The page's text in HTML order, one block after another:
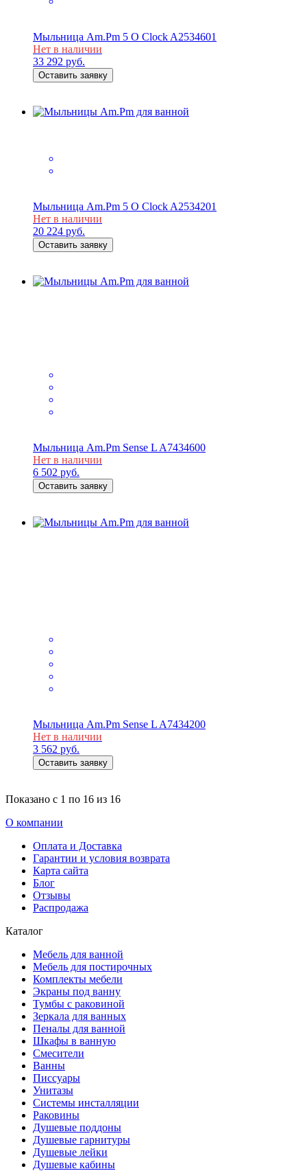
Мыльница Am.Pm 5 O Clock A2534601
Нет в наличии
33 292 руб.
Оставить заявку
Мыльница Am.Pm 5 O Clock A2534201
Нет в наличии
20 224 руб.
Оставить заявку
Мыльница Am.Pm Sense L A7434600
Нет в наличии
6 502 руб.
Оставить заявку
Мыльница Am.Pm Sense L A7434200
Нет в наличии
3 562 руб.
Оставить заявку
Показано с 1 по 16 из 16
О компании
Оплата и Доставка
Гарантии и условия возврата
Карта сайта
Блог
Отзывы
Распродажа
Каталог
Мебель для ванной
Мебель для постирочных
Комплекты мебели
Экраны под ванну
Тумбы с раковиной
Зеркала для ванных
Пеналы для ванной
Шкафы в ванную
Смесители
Ванны
Писсуары
Унитазы
Системы инсталляции
Раковины
Душевые поддоны
Душевые гарнитуры
Душевые лейки
Душевые кабины